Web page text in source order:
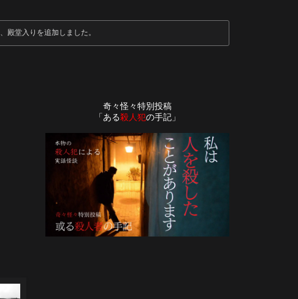
殿堂入りを追加しました。
奇々怪々特別投稿
「ある殺人犯の手記」